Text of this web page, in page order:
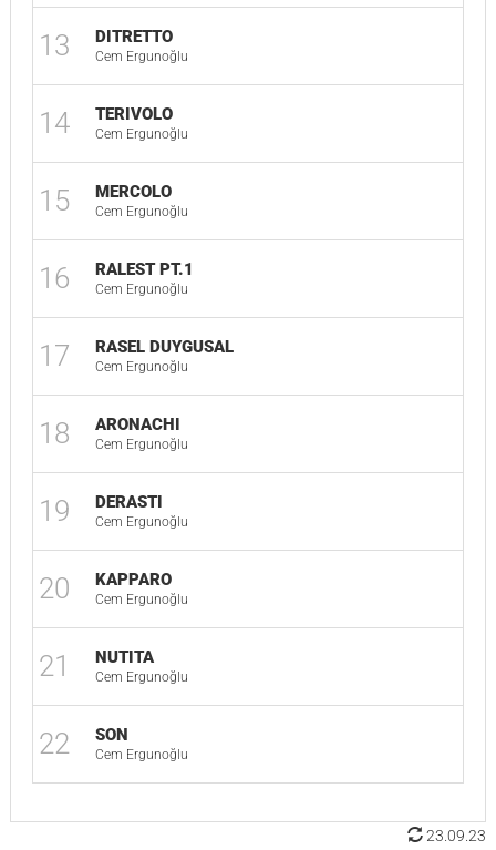
13 DITRETTO
Cem Ergunoğlu
14 TERIVOLO
Cem Ergunoğlu
15 MERCOLO
Cem Ergunoğlu
16 RALEST PT.1
Cem Ergunoğlu
17 RASEL DUYGUSAL
Cem Ergunoğlu
18 ARONACHI
Cem Ergunoğlu
19 DERASTI
Cem Ergunoğlu
20 KAPPARO
Cem Ergunoğlu
21 NUTITA
Cem Ergunoğlu
22 SON
Cem Ergunoğlu
23.09.23